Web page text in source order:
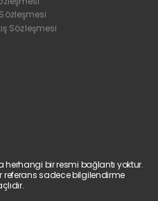
Sözleşmesi
herhangi bir resmi bağlantı yoktur.
referans sadece bilgilendirme